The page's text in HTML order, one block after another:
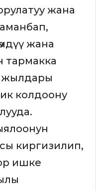
жана
жана
тармакка
жылдары
колдоону
киргизилип,
ишке